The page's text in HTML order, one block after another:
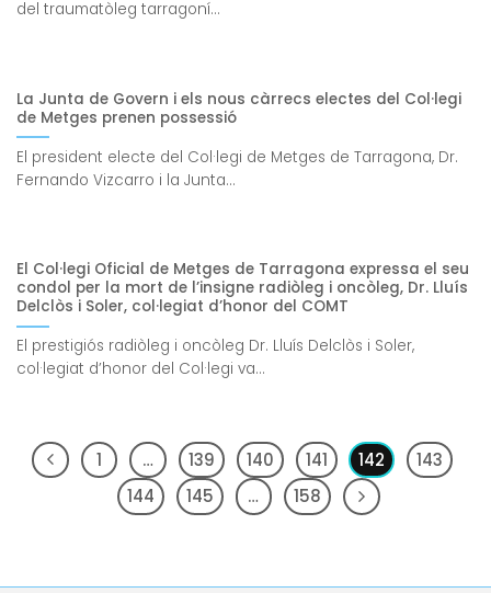
del traumatòleg tarragoní...
La Junta de Govern i els nous càrrecs electes del Col·legi
de Metges prenen possessió
El president electe del Col·legi de Metges de Tarragona, Dr.
Fernando Vizcarro i la Junta...
El Col·legi Oficial de Metges de Tarragona expressa el seu
condol per la mort de l’insigne radiòleg i oncòleg, Dr. Lluís
Delclòs i Soler, col·legiat d’honor del COMT
El prestigiós radiòleg i oncòleg Dr. Lluís Delclòs i Soler,
col·legiat d’honor del Col·legi va...
1 … 139 140 141 142
143
144
145 … 158